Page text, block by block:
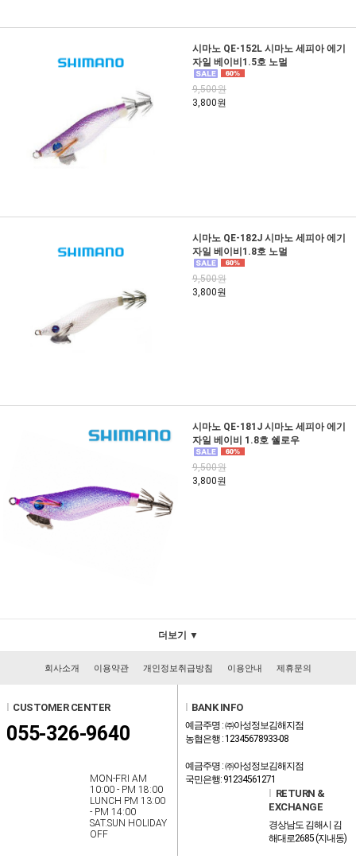
시마노 QE-152L 시마노 세피아 에기
자일 베이비1.5호 노멀
9,500원
3,800원
시마노 QE-182J 시마노 세피아 에기
자일 베이비1.8호 노멀
9,500원
3,800원
시마노 QE-181J 시마노 세피아 에기
자일 베이비 1.8호 쉘로우
9,500원
3,800원
더보기 ▼
회사소개 이용약관 개인정보취급방침 이용안내 제휴문의
l CUSTOMER CENTER
055-326-9640
MON-FRI AM
10:00 - PM 18:00
LUNCH PM 13:00
- PM 14:00
SAT.SUN HOLIDAY
OFF
l BANK INFO
예금주명 : ㈜아성정보김해지점
농협은행 : 12345678933-08
예금주명 : ㈜아성정보김해지점
국민은행: 91234561271
l RETURN &
EXCHANGE
경상남도 김해시 김
해대로2685 (지내동)